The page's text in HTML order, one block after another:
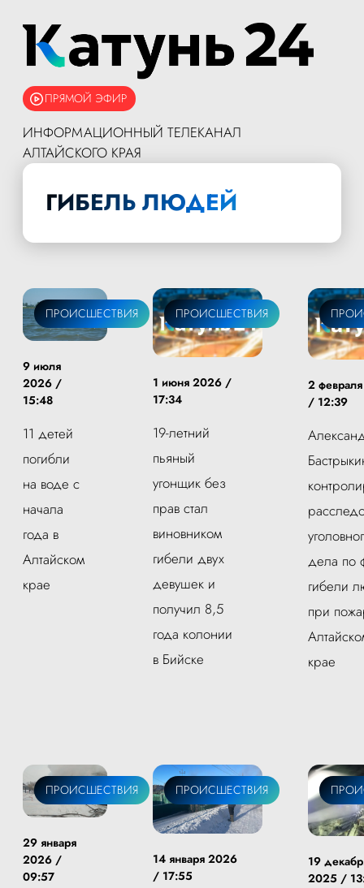
ПРЯМОЙ ЭФИР
ИНФОРМАЦИОННЫЙ ТЕЛЕКАНАЛ
АЛТАЙСКОГО КРАЯ
ГИБЕЛЬ ЛЮДЕЙ
ПРОИСШЕСТВИЯ
9 июля
2026 /
15:48
11 детей
погибли
на воде с
начала
года в
Алтайском
крае
ПРОИСШЕСТВИЯ
1 июня 2026 /
17:34
19-летний
пьяный
угонщик без
прав стал
виновником
гибели двух
девушек и
получил 8,5
года колонии
в Бийске
2
/ 12:39
дела по
гибели
при
крае
ПРОИСШЕСТВИЯ
29 января
2026 /
09:57
ПРОИСШЕСТВИЯ
14 января 2026
/ 17:55
19
2025 /